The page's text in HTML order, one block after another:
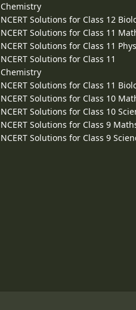
Chemistry
NCERT Solutions for Class 12
NCERT Solutions for Class 11
NCERT Solutions for Class 11
NCERT Solutions for Class 11
Chemistry
NCERT Solutions for Class 11
NCERT Solutions for Class 10
NCERT Solutions for Class 10
NCERT Solutions for Class 9
NCERT Solutions for Class 9